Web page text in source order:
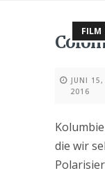
FILM
JUNI 15,
2016
die wir